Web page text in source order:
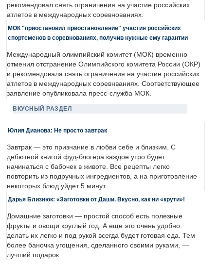
рекомендовал снять ограничения на участие российских
атлетов в международных соревнованиях.
МОК "приостановил приостановление" участия российских
спортсменов в соревнованиях, получив нужные ему гарантии
Международный олимпийский комитет (МОК) временно
отменил отстранение Олимпийского комитета России (ОКР)
и рекомендовала снять ограничения на участие российских
атлетов в международных соревнваниях. Соответствующее
заявление опубликовала пресс-служба МОК.
ВКУСНЫЙ РАЗДЕЛ
Юлия Дианова: Не просто завтрак
Завтрак — это признание в любви себе и близким. С
дебютной книгой фуд-блогера каждое утро будет
начинаться с бабочек в животе. Все рецепты легко
повторить из подручных ингредиентов, а на приготовление
некоторых блюд уйдет 5 минут.
Дарья Близнюк: «Заготовки от Даши. Вкусно, как ни «крути»!
Домашние заготовки — простой способ есть полезные
фрукты и овощи круглый год. А еще это очень удобно:
делать их легко и под рукой всегда будет готовая еда. Тем
более баночка угощения, сделанного своими руками, —
лучший подарок.